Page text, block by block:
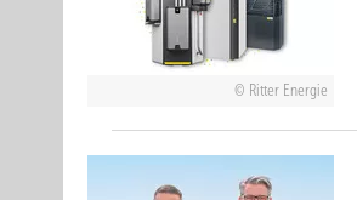
Ritter Energie